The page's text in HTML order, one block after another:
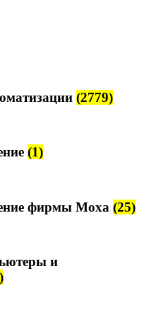
(2779)
(1)
фирмы Moxa (25)
и